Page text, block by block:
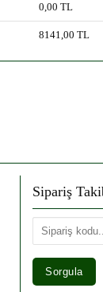
0,00 TL
8141,00 TL
Sipariş